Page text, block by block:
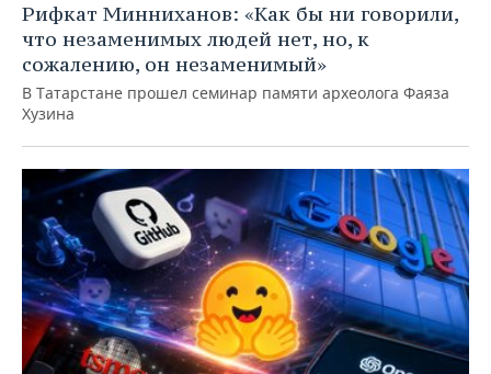
Рифкат Минниханов: «Как бы ни говорили,
что незаменимых людей нет, но, к
сожалению, он незаменимый»
В Татарстане прошел семинар памяти археолога Фаяза
Хузина